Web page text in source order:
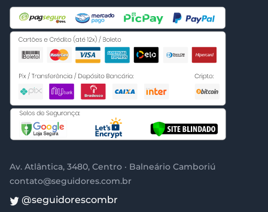
Av. Atlântica, 3480, Centro · Balneário Camboriú
contato@seguidores.com.br
@seguidorescombr